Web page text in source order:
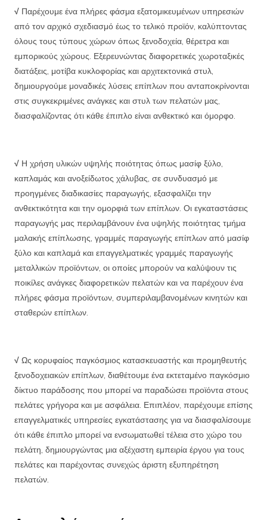
√ Παρέχουμε ένα πλήρες φάσμα εξατομικευμένων υπηρεσιών
από τον αρχικό σχεδιασμό έως το τελικό προϊόν, καλύπτοντας
όλους τους τύπους χώρων όπως ξενοδοχεία, θέρετρα και
εμπορικούς χώρους. Εξερευνώντας διαφορετικές χωροταξικές
διατάξεις, μοτίβα κυκλοφορίας και αρχιτεκτονικά στυλ,
δημιουργούμε μοναδικές λύσεις επίπλων που ανταποκρίνονται
στις συγκεκριμένες ανάγκες και στυλ των πελατών μας,
διασφαλίζοντας ότι κάθε έπιπλο είναι ανθεκτικό και όμορφο.
√ Η χρήση υλικών υψηλής ποιότητας όπως μασίφ ξύλο,
καπλαμάς και ανοξείδωτος χάλυβας, σε συνδυασμό με
προηγμένες διαδικασίες παραγωγής, εξασφαλίζει την
ανθεκτικότητα και την ομορφιά των επίπλων. Οι εγκαταστάσεις
παραγωγής μας περιλαμβάνουν ένα υψηλής ποιότητας τμήμα
μαλακής επίπλωσης, γραμμές παραγωγής επίπλων από μασίφ
ξύλο και καπλαμά και επαγγελματικές γραμμές παραγωγής
μεταλλικών προϊόντων, οι οποίες μπορούν να καλύψουν τις
ποικίλες ανάγκες διαφορετικών πελατών και να παρέχουν ένα
πλήρες φάσμα προϊόντων, συμπεριλαμβανομένων κινητών και
σταθερών επίπλων.
√ Ως κορυφαίος παγκόσμιος κατασκευαστής και προμηθευτής
ξενοδοχειακών επίπλων, διαθέτουμε ένα εκτεταμένο παγκόσμιο
δίκτυο παράδοσης που μπορεί να παραδώσει προϊόντα στους
πελάτες γρήγορα και με ασφάλεια. Επιπλέον, παρέχουμε επίσης
επαγγελματικές υπηρεσίες εγκατάστασης για να διασφαλίσουμε
ότι κάθε έπιπλο μπορεί να ενσωματωθεί τέλεια στο χώρο του
πελάτη, δημιουργώντας μια αξέχαστη εμπειρία έργου για τους
πελάτες και παρέχοντας συνεχώς άριστη εξυπηρέτηση
πελατών.